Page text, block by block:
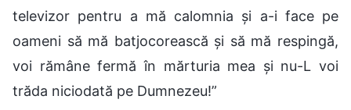
televizor pentru a mă calomnia și a-i face pe
oameni să mă batjocorească și să mă respingă,
voi rămâne fermă în mărturia mea și nu-L voi
trăda niciodată pe Dumnezeu!”